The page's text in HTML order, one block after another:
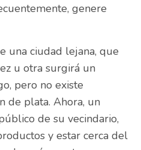
genere
una ciudad lejana, que
u otra surgirá un
pero no existe
de plata. Ahora, un
de su vecindario,
y estar cerca del